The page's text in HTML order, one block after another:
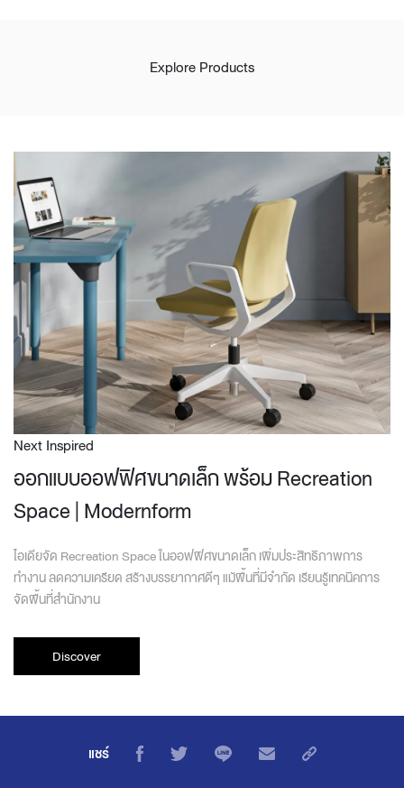
Explore Products
Next Inspired
ออกแบบออฟฟิศขนาดเล็ก พร้อม Recreation
Space | Modernform
ไอเดียจัด Recreation Space ในออฟฟิศขนาดเล็ก เพิ่มประสิทธิภาพการ
ทำงาน ลดความเครียด สร้างบรรยากาศดีๆ แม้พื้นที่มีจำกัด เรียนรู้เทคนิคการ
จัดพื้นที่สำนักงาน
Discover
แชร์